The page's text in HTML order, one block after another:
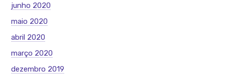
junho 2020
maio 2020
abril 2020
março 2020
dezembro 2019